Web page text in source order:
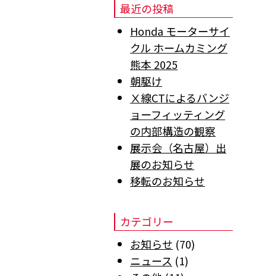
最近の投稿
Honda モーターサイ
クル ホームカミング
熊本 2025
朝駆け
Ⅹ線CTによるバンジ
ョーフィッティング
の内部構造の観察
展示会（名古屋）出
展のお知らせ
移転のお知らせ
カテゴリー
お知らせ (70)
ニュース (1)